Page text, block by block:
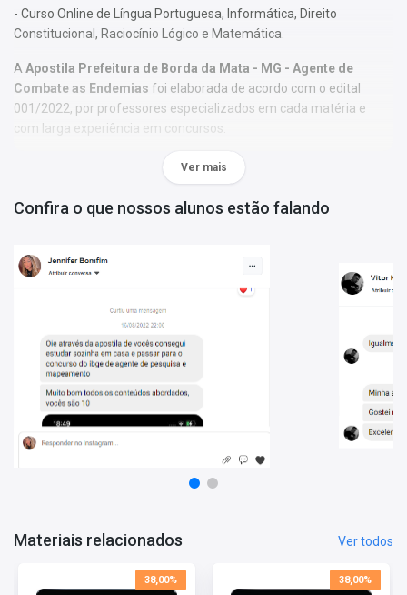
- Curso Online de Língua Portuguesa, Informática, Direito
Constitucional, Raciocínio Lógico e Matemática.
A Apostila Prefeitura de Borda da Mata - MG - Agente de
Combate as Endemias foi elaborada de acordo com o edital
001/2022, por professores especializados em cada matéria e
com larga experiência em concursos.
O conteúdo foi organizado, visando uma fácil assimilação do
conteúdo e, assim, uma melhor otimização no tempo de
aprendizagem.
- Conteúdo completo, de acordo com o Edital 001/2022;
- Materiais digitais para reforçar a sua preparação;
- Apostila elaborada por professores especializados em
Matérias da Apostila:
Língua Portuguesa
Conhecimentos em Informática
Conhecimentos Gerais e Legislação Específica Municipal
Mais informações sobre o concurso Prefeitura de Borda da
Salário:R$ 1.705,93
R$ 70,00
Provas:15/01/2023
Ver mais
Confira o que nossos alunos estão falando
Materiais relacionados Ver todos
38,00% 38,00%